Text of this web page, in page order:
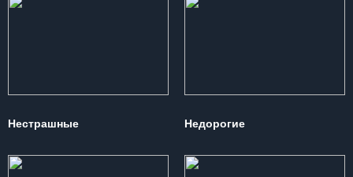
Нестрашные Недорогие